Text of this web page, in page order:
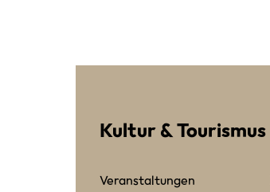
Kultur & Tourismus
Veranstaltungen